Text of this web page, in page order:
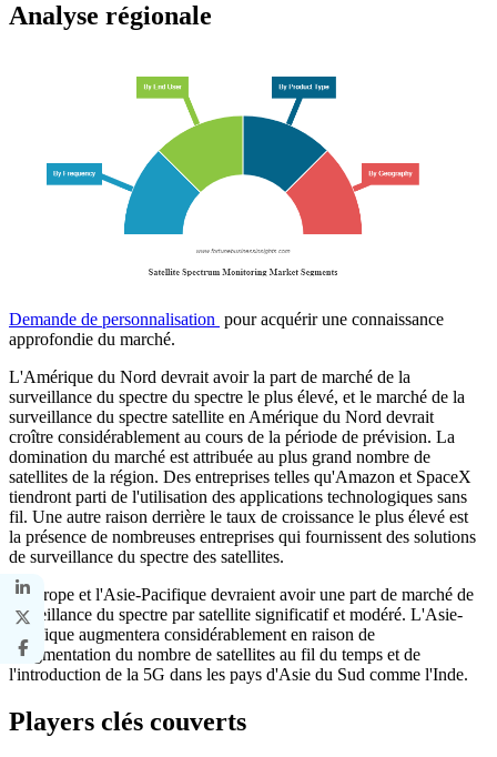
Analyse régionale
Demande de personnalisation pour acquérir une connaissance
approfondie du marché.
L'Amérique du Nord devrait avoir la part de marché de la
surveillance du spectre du spectre le plus élevé, et le marché de la
surveillance du spectre satellite en Amérique du Nord devrait
croître considérablement au cours de la période de prévision. La
domination du marché est attribuée au plus grand nombre de
satellites de la région. Des entreprises telles qu'Amazon et SpaceX
tiendront parti de l'utilisation des applications technologiques sans
fil. Une autre raison derrière le taux de croissance le plus élevé est
la présence de nombreuses entreprises qui fournissent des solutions
de surveillance du spectre des satellites.
L'Europe et l'Asie-Pacifique devraient avoir une part de marché de
surveillance du spectre par satellite significatif et modéré. L'Asie-
Pacifique augmentera considérablement en raison de
l'augmentation du nombre de satellites au fil du temps et de
l'introduction de la 5G dans les pays d'Asie du Sud comme l'Inde.
Players clés couverts